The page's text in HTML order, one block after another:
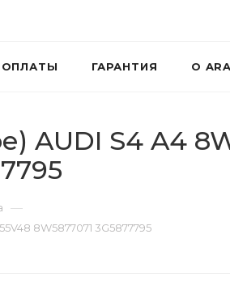
ГАРАНТИЯ О
S4 A4
—
8W5877071 3G5877795